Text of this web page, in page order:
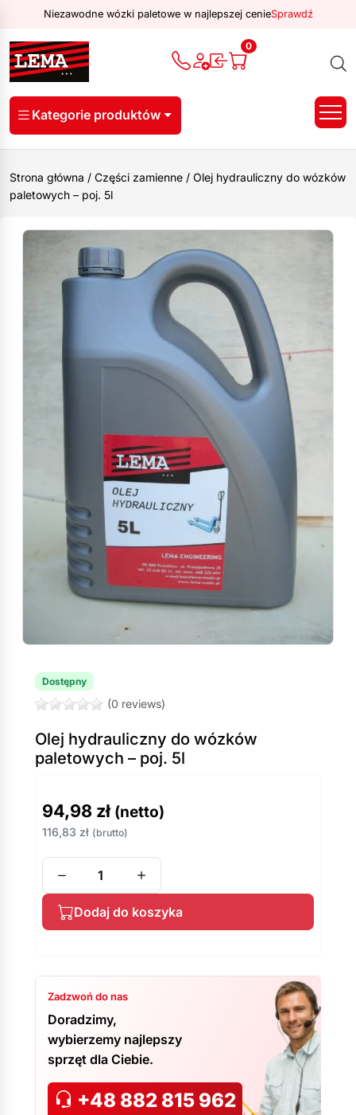
Niezawodne wózki paletowe w najlepszej cenieSprawdź
0
Kategorie produktów
Strona główna / Części zamienne / Olej hydrauliczny do wózków
paletowych – poj. 5l
Dostępny
(0 reviews)
Olej hydrauliczny do wózków
paletowych – poj. 5l
94,98 zł (netto)
116,83 zł (brutto)
Dodaj do koszyka
Zadzwoń do nas
Doradzimy,
wybierzemy najlepszy
sprzęt dla Ciebie.
+48 882 815 962